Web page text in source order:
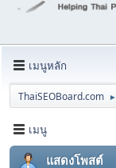
เมนูหลัก
ThaiSEOBoard.com ►
เมนู
แสดงโพสต์